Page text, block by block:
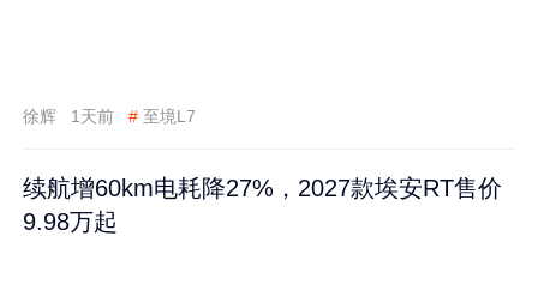
徐辉 1天前 # 至境L7
续航增60km电耗降27%，2027款埃安RT售价
9.98万起